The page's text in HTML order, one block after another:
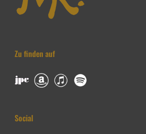
Zu finden auf
Social